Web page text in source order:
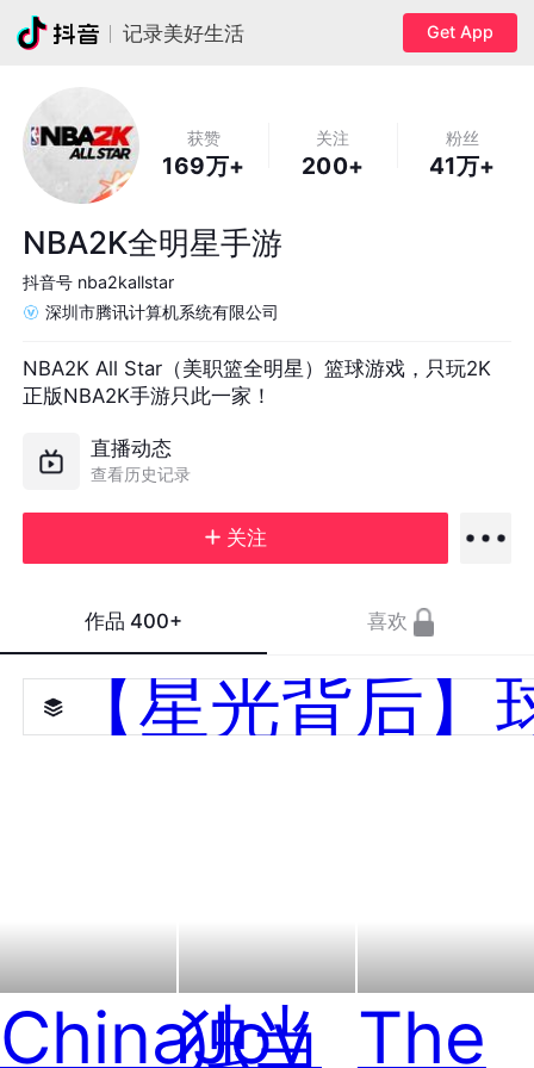
记录美好生活 Get App
获赞
169万+
关注
200+
粉丝
41万+
NBA2K全明星手游
抖音号 nba2kallstar
深圳市腾讯计算机系统有限公司
NBA2K All Star（美职篮全明星）篮球游戏，只玩2K
正版NBA2K手游只此一家！
直播动态
查看历史记录
关注
作品 400+ 喜欢
【星光背后】
ChinaJoy
独当 The